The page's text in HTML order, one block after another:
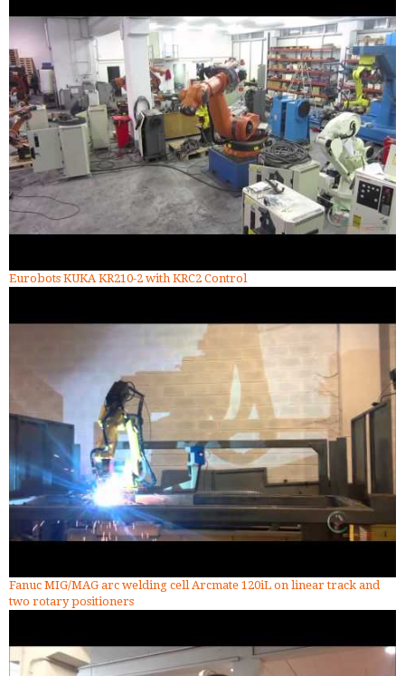
Eurobots KUKA KR210-2 with KRC2 Control
Fanuc MIG/MAG arc welding cell Arcmate 120iL on linear track and
two rotary positioners